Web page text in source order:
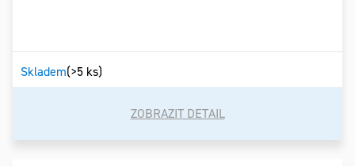
Skladem(>5 ks)
ZOBRAZIT DETAIL